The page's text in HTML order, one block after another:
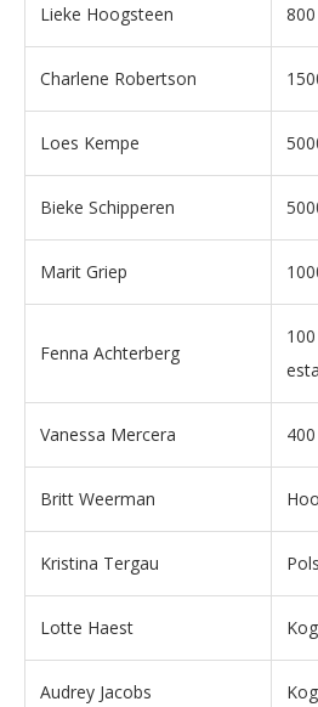
Lieke Hoogsteen
Charlene Robertson
Loes Kempe
Bieke Schipperen
Marit Griep
Fenna Achterberg
Vanessa Mercera
Britt Weerman
Kristina Tergau
Lotte Haest
Audrey Jacobs